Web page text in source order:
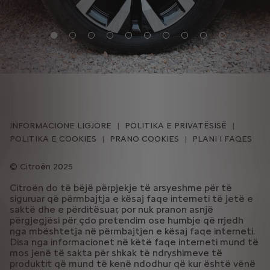
Citroën 2025
INFORMACIONE LIGJORE
POLITIKA E PRIVATËSISË
POLITIKA E COOKIES
PRANO COOKIES PLANI I FAQES
Citroën do të bëjë përpjekje të arsyeshme për të
siguruar që përmbajtja e kësaj faqe interneti të jetë e
saktë dhe e përditësuar, por nuk pranon asnjë
përgjegjësi për çdo pretendim ose humbje që rrjedh
nga mbështetja në përmbajtjen e kësaj faqe interneti.
Disa nga informacionet në këtë faqe interneti mund të
mos jenë të sakta për shkak të ndryshimeve të
produktit që mund të kenë ndodhur që kur është vënë